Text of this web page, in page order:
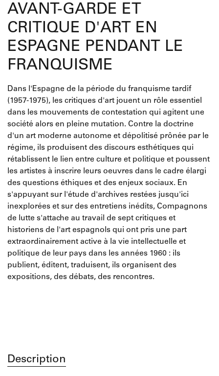
AVANT-GARDE ET
CRITIQUE D'ART EN
ESPAGNE PENDANT LE
FRANQUISME
Dans l'Espagne de la période du franquisme tardif
(1957-1975), les critiques d'art jouent un rôle essentiel
dans les mouvements de contestation qui agitent une
société alors en pleine mutation. Contre la doctrine
d'un art moderne autonome et dépolitisé prônée par le
régime, ils produisent des discours esthétiques qui
rétablissent le lien entre culture et politique et poussent
les artistes à inscrire leurs oeuvres dans le cadre élargi
des questions éthiques et des enjeux sociaux. En
s'appuyant sur l'étude d'archives restées jusqu'ici
inexplorées et sur des entretiens inédits, Compagnons
de lutte s'attache au travail de sept critiques et
historiens de l'art espagnols qui ont pris une part
extraordinairement active à la vie intellectuelle et
politique de leur pays dans les années 1960 : ils
publient, éditent, traduisent, ils organisent des
expositions, des débats, des rencontres.
Description